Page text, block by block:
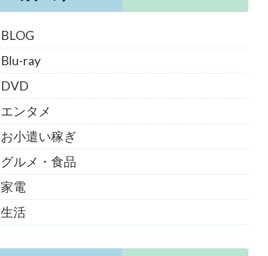
BLOG
Blu-ray
DVD
エンタメ
お小遣い稼ぎ
グルメ・食品
家電
生活